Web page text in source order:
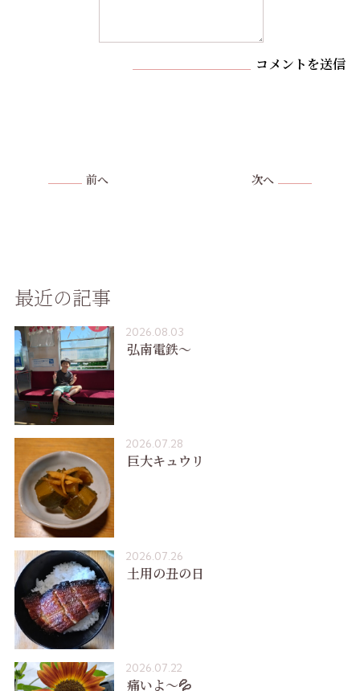
コメントを送信
前へ 次へ
最近の記事
2026.08.03
弘南電鉄〜
2026.07.28
巨大キュウリ
2026.07.26
土用の丑の日
2026.07.22
痛いよ〜💦